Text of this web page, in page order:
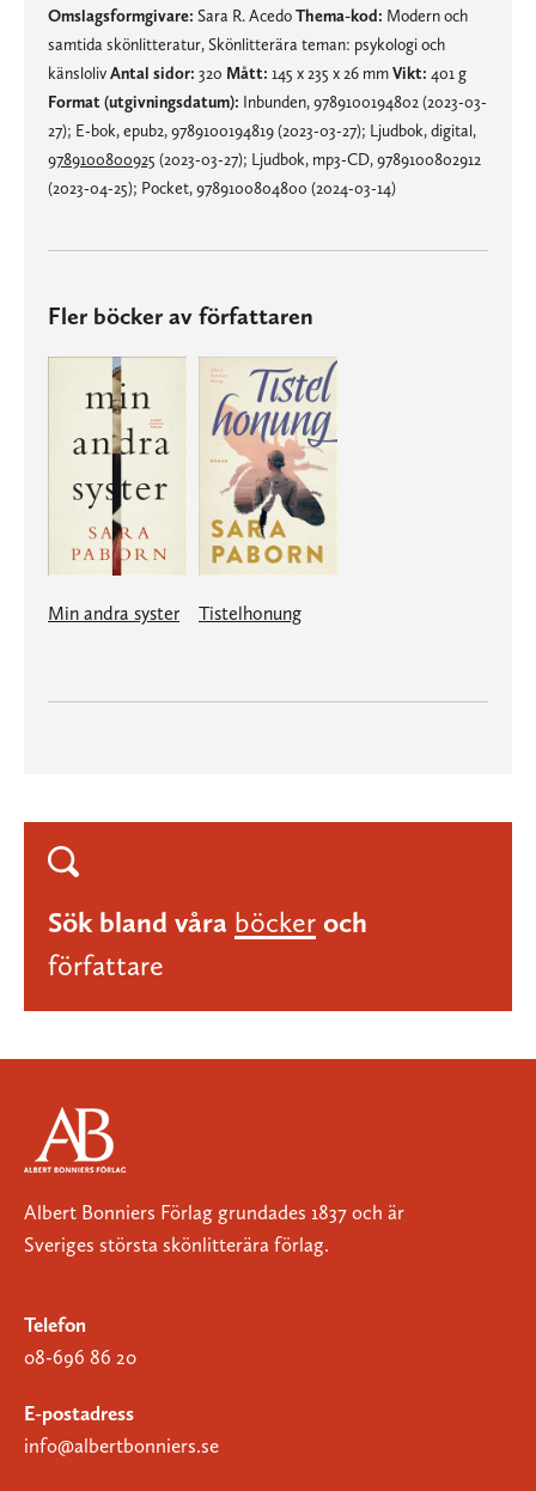
Omslagsformgivare: Sara R. AcedoThema-kod: Modern och
samtida skönlitteratur, Skönlitterära teman: psykologi och
känslolivAntal sidor: 320 Mått: 145 x 235 x 26 mmVikt: 401 g
Format (utgivningsdatum): Inbunden, 9789100194802 (2023-03-
27); E-bok, epub2, 9789100194819 (2023-03-27); Ljudbok, digital,
9789100800925 (2023-03-27); Ljudbok, mp3-CD, 9789100802912
(2023-04-25); Pocket, 9789100804800 (2024-03-14)
Fler böcker av författaren
Min andra syster Tistelhonung
Sök bland våra böcker och
författare
Albert Bonniers Förlag grundades 1837 och är
Sveriges största skönlitterära förlag.
Telefon
08-696 86 20
E-postadress
info@albertbonniers.se